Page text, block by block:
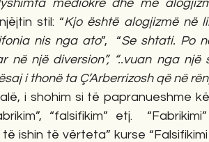
mediokre dhe me
stil: “Kjo është alogjizmë në
nis nga ato”,  “Se shtati. Po
në një diversion”, “..vuan nga
i thonë ta Ç’Arberrizosh që në
i shohim si të papranueshme
“falsifikim” etj.
ishin të vërteta” kurse